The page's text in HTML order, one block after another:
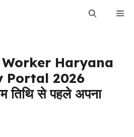
Haryana
Portal 2026
से पहले अपना